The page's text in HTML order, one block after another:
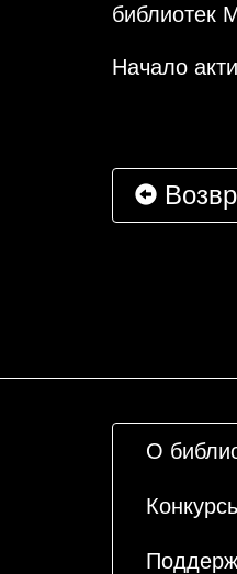
библиотек
Начало
О